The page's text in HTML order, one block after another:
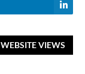
WEBSITE VIEWS